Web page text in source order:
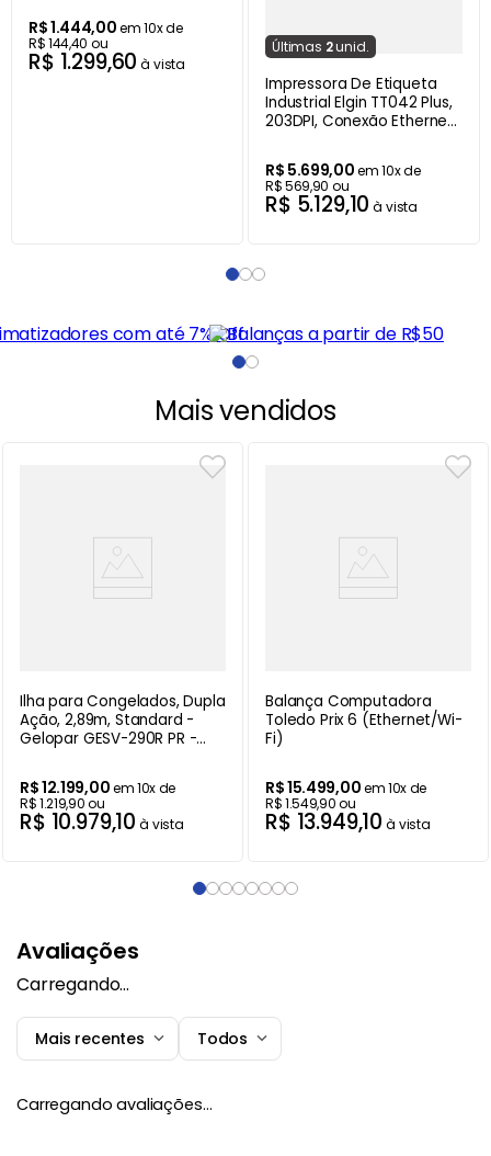
R$1.444,00em10x de
R$144,40 ou
R$ 1.299,60 à vista
Últimas 2unid.
Impressora De Etiqueta
Industrial Elgin TT042 Plus,
203DPI, Conexão Ethernet,
46TT042PCKD0
R$ 5.699,00em10x de
R$569,90 ou
R$ 5.129,10 à vista
Mais vendidos
Ilha para Congelados, Dupla
Ação, 2,89m, Standard -
Gelopar GESV-290R PR -
R$12.199,00em10x de
R$1.219,90ou
R$ 10.979,10 à vista
Balança Computadora
Toledo Prix 6 (Ethernet/Wi-
Fi)
R$15.499,00em10x de
R$1.549,90ou
R$ 13.949,10 à vista
Avaliações
Carregando…
Mais recentes Todos
Carregando avaliações…